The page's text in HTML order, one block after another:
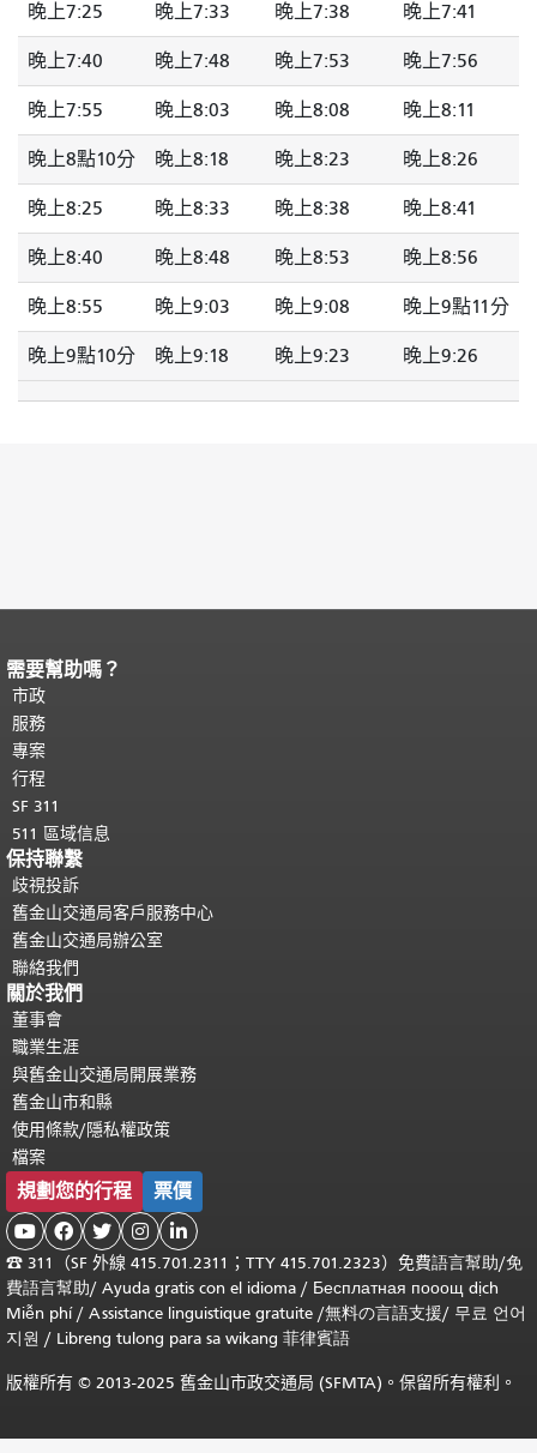
晚上7:25 晚上7:33 晚上7:38 晚上7:41
晚上7:40 晚上7:48 晚上7:53 晚上7:56
晚上7:55 晚上8:03 晚上8:08 晚上8:11
晚上8點10分 晚上8:18 晚上8:23 晚上8:26
晚上8:25 晚上8:33 晚上8:38 晚上8:41
晚上8:40 晚上8:48 晚上8:53 晚上8:56
晚上8:55 晚上9:03 晚上9:08 晚上9點11分
晚上9點10分 晚上9:18 晚上9:23 晚上9:26
頁面內容結束。
都會重複顯示。
需要幫助嗎？
市政
服務
專案
行程
SF 311
511 區域信息
保持聯繫
歧視投訴
舊金山交通局客戶服務中心
舊金山交通局辦公室
聯絡我們
關於我們
董事會
職業生涯
與舊金山交通局開展業務
舊金山市和縣
使用條款/隱私權政策
檔案
規劃您的行程 票價
    
☎ 311（SF 外線 415.701.2311；TTY 415.701.2323）免費語言幫助/免
費語言幫助/ Ayuda gratis con el idioma / Бесплатная пооощ dịch
Miễn phí/ Assistance linguistique gratuite /無料の言語支援/ 무료 언어
지원 / Libreng tulong para sa wikang 菲律賓語
版權所有 © 2013-2025 舊金山市政交通局 (SFMTA)。保留所有權利。